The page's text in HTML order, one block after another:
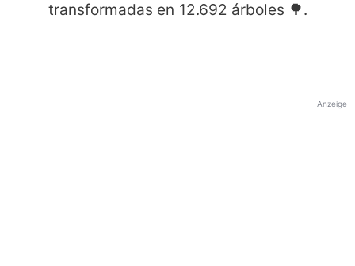
transformadas en 12.692 árboles 🌳.
Anzeige